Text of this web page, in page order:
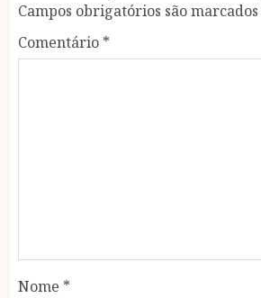
Campos obrigatórios são
Comentário *
Nome *